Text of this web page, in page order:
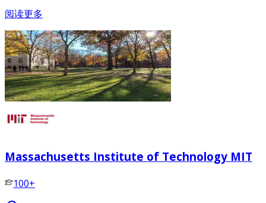
阅读更多
Massachusetts Institute of Technology MIT
100+